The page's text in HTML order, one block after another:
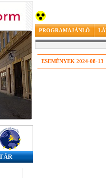
PROGRAMAJÁNLÓ
ESEMÉNYEK 2024-08-13